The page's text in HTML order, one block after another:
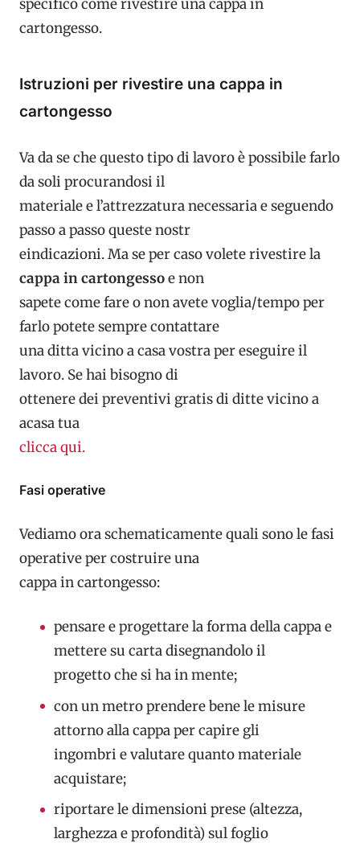
specifico come rivestire una cappa in
cartongesso.
Istruzioni per rivestire una cappa in
cartongesso
Va da se che questo tipo di lavoro è possibile farlo
da soli procurandosi il
materiale e l’attrezzatura necessaria e seguendo
passo a passo queste nostr
eindicazioni. Ma se per caso volete rivestire la
cappa in cartongessoe non
sapete come fare o non avete voglia/tempo per
farlo potete sempre contattare
una ditta vicino a casa vostra per eseguire il
lavoro. Se hai bisogno di
ottenere dei preventivi gratis di ditte vicino a
acasa tua
clicca qui.
Fasi operative
Vediamo ora schematicamente quali sono le fasi
operative per costruire una
cappa in cartongesso:
pensare e progettare la forma della cappa e
mettere su carta disegnandolo il
progetto che si ha in mente;
con un metro prendere bene le misure
attorno alla cappa per capire gli
ingombri e valutare quanto materiale
acquistare;
riportare le dimensioni prese (altezza,
larghezza e profondità) sul foglio